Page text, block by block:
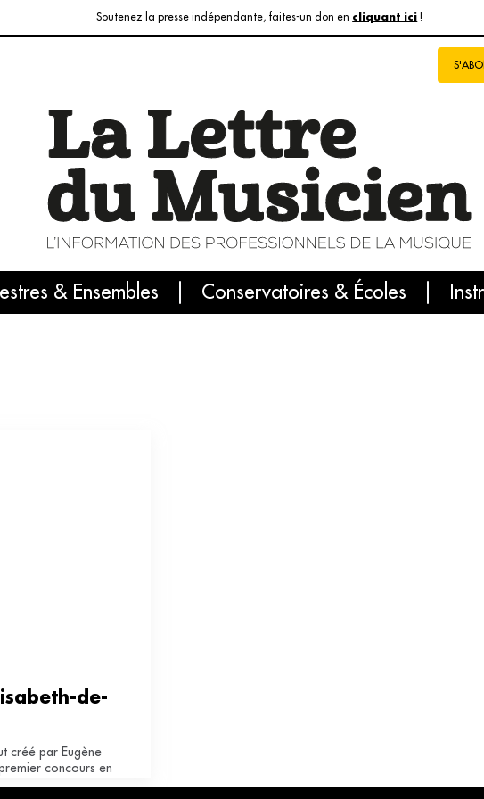
Soutenez la presse indépendante, faites-un don en cliquant ici !
& Ensembles Conservatoires & Écoles
L'info du jour Le numéro du mois International
de-
créé par Eugène
concours en